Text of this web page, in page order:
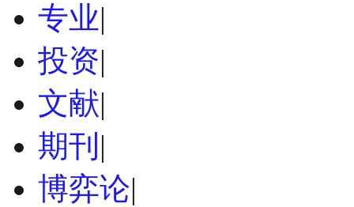
专业|
投资|
文献|
期刊 |
博弈论|